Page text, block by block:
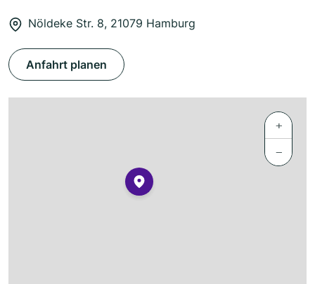
Nöldeke Str. 8, 21079 Hamburg
Anfahrt planen
+
−